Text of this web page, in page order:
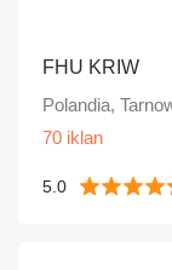
FHU KRIW
70 iklan
5.0